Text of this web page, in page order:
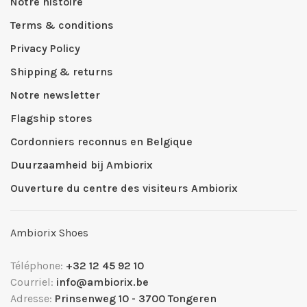
Terms & conditions
Privacy Policy
Shipping & returns
Notre newsletter
Flagship stores
Cordonniers reconnus en Belgique
Duurzaamheid bij Ambiorix
Ouverture du centre des visiteurs Ambiorix
Ambiorix Shoes
Téléphone: +32 12 45 92 10
Courriel: info@ambiorix.be
Adresse: Prinsenweg 10 - 3700 Tongeren